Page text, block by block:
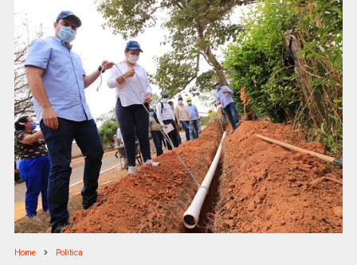
Home Politica